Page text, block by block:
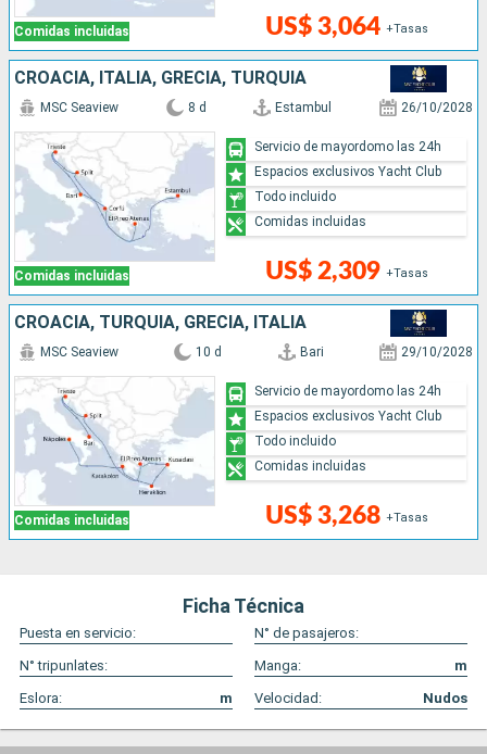
Comidas incluidas US$ 3,064 +Tasas
CROACIA, ITALIA, GRECIA, TURQUÍA
Comidas incluidas
MSC Seaview 8 d Estambul 26/10/2028
US$ 2,309 +Tasas
Servicio de mayordomo las 24h
Espacios exclusivos Yacht Club
Todo incluido
Comidas incluidas
CROACIA, TURQUÍA, GRECIA, ITALIA
Comidas incluidas
MSC Seaview 10 d Bari 29/10/2028
US$ 3,268 +Tasas
Servicio de mayordomo las 24h
Espacios exclusivos Yacht Club
Todo incluido
Comidas incluidas
Ficha Técnica
Puesta en servicio:
N° de pasajeros:
N° tripunlates:
Manga:
m
Eslora:
m Velocidad: Nudos